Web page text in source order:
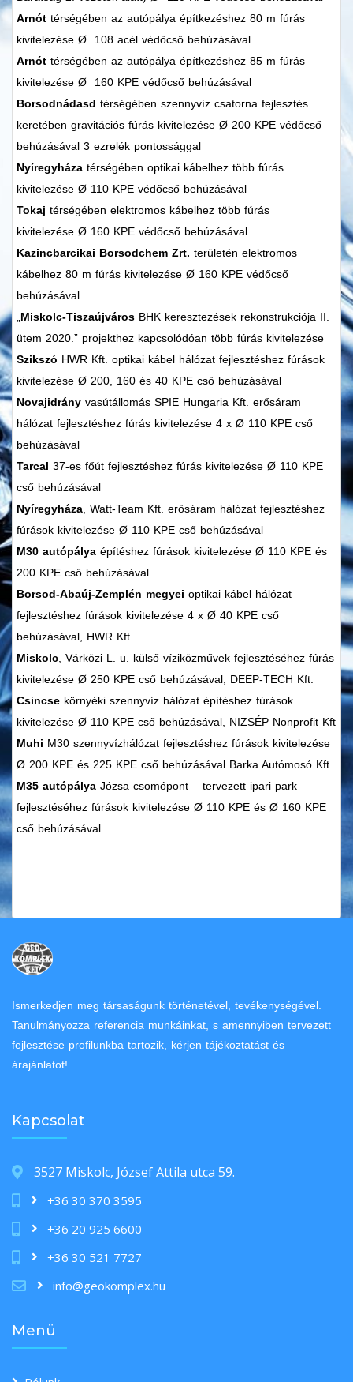
Arnót térségében az autópálya építkezéshez 80 m fúrás
kivitelezése Ø 108 acél védőcső behúzásával
Arnót térségében az autópálya építkezéshez 85 m fúrás
kivitelezése Ø 160 KPE védőcső behúzásával
Borsodnádasd térségében szennyvíz csatorna fejlesztés
keretében gravitációs fúrás kivitelezése Ø 200 KPE védőcső
behúzásával 3 ezrelék pontossággal
Nyíregyháza térségében optikai kábelhez több fúrás
kivitelezése Ø 110 KPE védőcső behúzásával
Tokaj térségében elektromos kábelhez több fúrás
kivitelezése Ø 160 KPE védőcső behúzásával
Kazincbarcikai Borsodchem Zrt. területén elektromos
kábelhez 80 m fúrás kivitelezése Ø 160 KPE védőcső
behúzásával
„Miskolc-Tiszaújváros BHK keresztezések rekonstrukciója II.
ütem 2020.” projekthez kapcsolódóan több fúrás kivitelezése
Szikszó HWR Kft. optikai kábel hálózat fejlesztéshez fúrások
kivitelezése Ø 200, 160 és 40 KPE cső behúzásával
Novajidrány vasútállomás SPIE Hungaria Kft. erősáram
hálózat fejlesztéshez fúrás kivitelezése 4 x Ø 110 KPE cső
behúzásával
Tarcal 37-es főút fejlesztéshez fúrás kivitelezése Ø 110 KPE
cső behúzásával
Nyíregyháza, Watt-Team Kft. erősáram hálózat fejlesztéshez
fúrások kivitelezése Ø 110 KPE cső behúzásával
M30 autópálya építéshez fúrások kivitelezése Ø 110 KPE és
200 KPE cső behúzásával
Borsod-Abaúj-Zemplén megyei optikai kábel hálózat
fejlesztéshez fúrások kivitelezése 4 x Ø 40 KPE cső
behúzásával, HWR Kft.
Miskolc, Várközi L. u. külső víziközművek fejlesztéséhez fúrás
kivitelezése Ø 250 KPE cső behúzásával, DEEP-TECH Kft.
Csincse környéki szennyvíz hálózat építéshez fúrások
kivitelezése Ø 110 KPE cső behúzásával, NIZSÉP Nonprofit Kft
Muhi M30 szennyvízhálózat fejlesztéshez fúrások kivitelezése
Ø 200 KPE és 225 KPE cső behúzásával Barka Autómosó Kft.
M35 autópálya Józsa csomópont – tervezett ipari park
fejlesztéséhez fúrások kivitelezése Ø 110 KPE és Ø 160 KPE
cső behúzásával
Ismerkedjen meg társaságunk történetével, tevékenységével.
Tanulmányozza referencia munkáinkat, s amennyiben tervezett
fejlesztése profilunkba tartozik, kérjen tájékoztatást és
árajánlatot!
Kapcsolat
3527 Miskolc, József Attila utca 59.
+36 30 370 3595
+36 20 925 6600
+36 30 521 7727
info@geokomplex.hu
Menü